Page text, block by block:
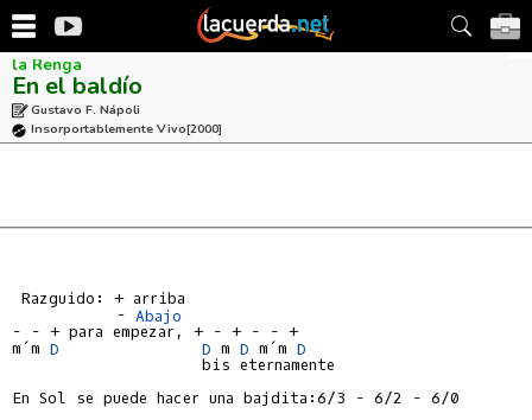
la Renga
En el baldío
Gustavo F. Nápoli
Insorportablemente Vivo[2000]
Razguido: + arriba
           -
Abajo
- - + para empezar, + - + - - +
m´m D D m D m´m D
                    bis eternamente
En Sol se puede hacer una bajdita:6/3 - 6/2 - 6/0